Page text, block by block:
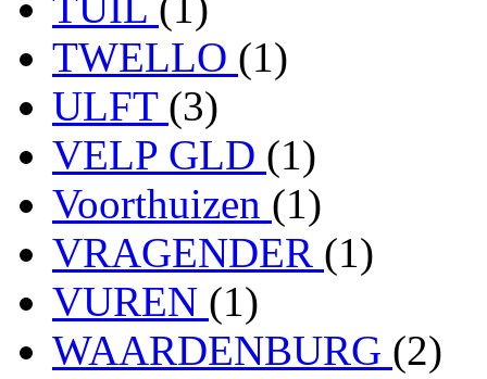
TWELLO (1)
ULFT (3)
VELP GLD (1)
Voorthuizen (1)
VRAGENDER (1)
VUREN (1)
WAARDENBURG (2)